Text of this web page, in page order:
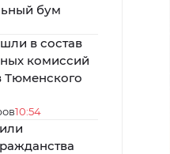
бум
в состав
комиссий
Тюменского
10:54